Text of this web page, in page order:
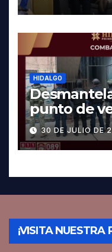
HIDALGO
punto de
Pachuca;
30 DE JULIO DE
¡VISITA